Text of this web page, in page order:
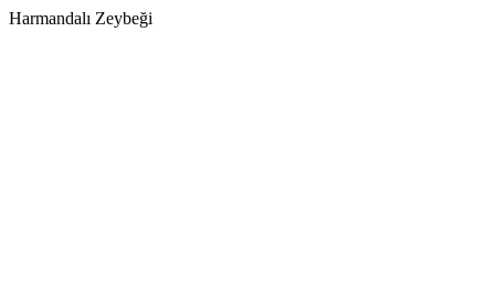
Harmandalı Zeybeği